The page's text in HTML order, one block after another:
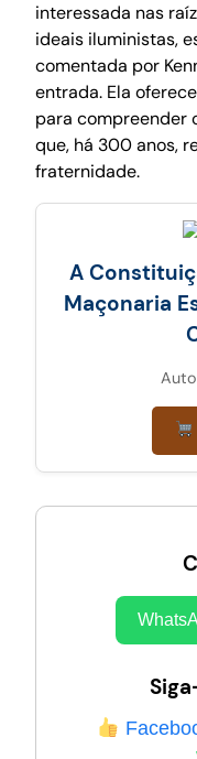
interessada nas
ideais iluministas,
comentada por
entrada. Ela
para compreender
que, há 300 anos,
fraternidade.
A
Maçonaria